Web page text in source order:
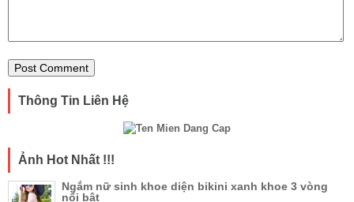
Thông Tin Liên Hệ
Ảnh Hot Nhất !!!
Ngắm nữ sinh khoe diện bikini xanh khoe 3 vòng
nổi bật